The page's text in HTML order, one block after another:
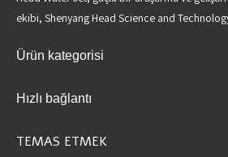
ekibi, Shenyang Head Science and
Ürün kategorisi
Hızlı bağlantı
TEMAS ETMEK